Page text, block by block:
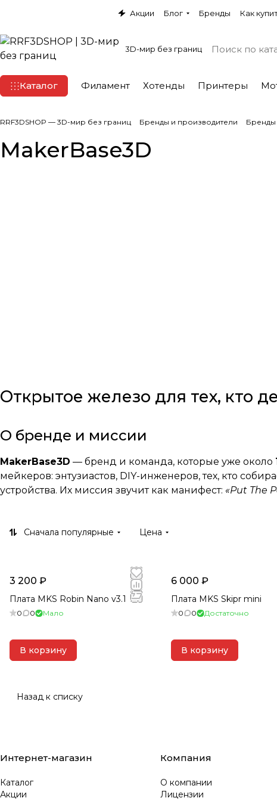
Акции Блог Бренды Как
3D-мир без границ
Каталог Филамент Хотенды Принтеры
RRF3DSHOP — 3D-мир без границ Бренды и производители Бренды
MakerBase3D
Открытое железо для тех, кто
О бренде и миссии
MakerBase3D — бренд и команда, которые уже около
мейкеров: энтузиастов, DIY-инженеров, тех, кто
устройства. Их миссия звучит как манифест: «Put The
MakerBase3D строит философию вокруг простого
Сначала популярные Цена
3 200 ₽
Плата MKS Robin Nano v3.1
0 0 Мало
В корзину
6 000 ₽
Плата MKS Skipr mini
0 0 Достаточно
В корзину
Назад к списку
Интернет-магазин
Каталог
Акции
Компания
О компании
Лицензии